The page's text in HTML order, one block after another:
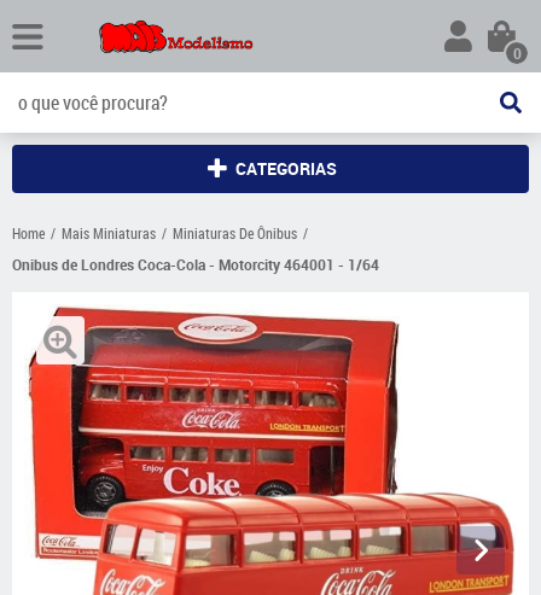
0
CATEGORIAS
Home Mais Miniaturas
Miniaturas De Ônibus
Onibus de Londres Coca-Cola - Motorcity 464001 - 1/64